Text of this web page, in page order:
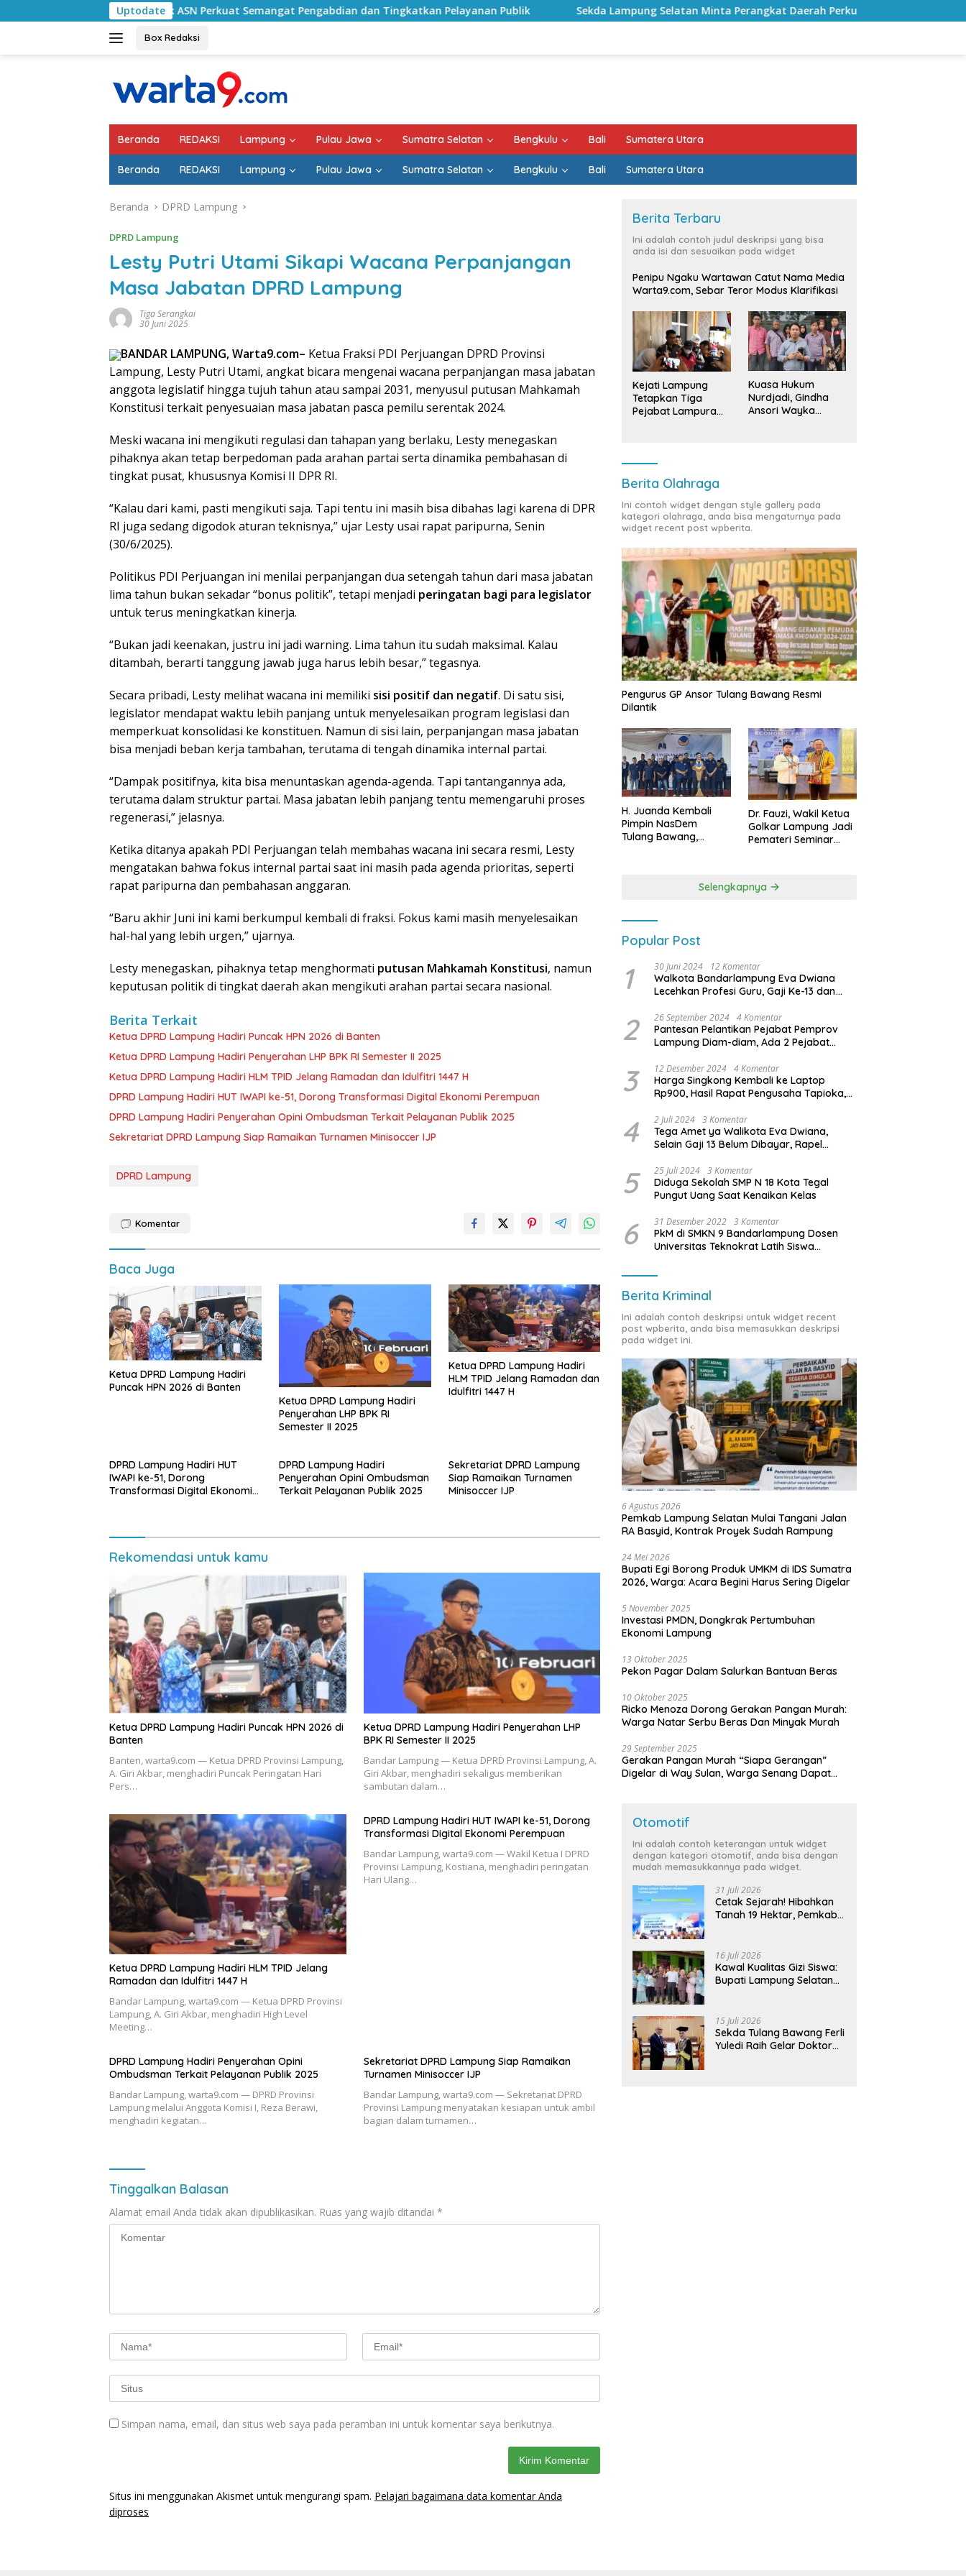
ke
Uptodate
Selatan Ajak ASN Perkuat Semangat Pengabdian dan Tingkatkan Pelayanan Publik Sekda Lampung Selatan Minta Perangkat Daerah Perkuat Keterbukaan Informasi Publik
Box Redaksi
Beranda REDAKSI Lampung Pulau Jawa Sumatra Selatan Bengkulu Bali Sumatera Utara
Beranda REDAKSI Lampung Pulau Jawa Sumatra Selatan Bengkulu Bali Sumatera Utara
Beranda DPRD Lampung
DPRD Lampung
Lesty Putri Utami Sikapi Wacana Perpanjangan
Masa Jabatan DPRD Lampung
Tiga Serangkai
30 Juni 2025
BANDAR LAMPUNG, Warta9.com– Ketua Fraksi PDI Perjuangan DPRD Provinsi
Lampung, Lesty Putri Utami, angkat bicara mengenai wacana perpanjangan masa jabatan
anggota legislatif hingga tujuh tahun atau sampai 2031, menyusul putusan Mahkamah
Konstitusi terkait penyesuaian masa jabatan pasca pemilu serentak 2024.
Meski wacana ini mengikuti regulasi dan tahapan yang berlaku, Lesty menegaskan
pihaknya akan tetap berpedoman pada arahan partai serta dinamika pembahasan di
tingkat pusat, khususnya Komisi II DPR RI.
“Kalau dari kami, pasti mengikuti saja. Tapi tentu ini masih bisa dibahas lagi karena di DPR
RI juga sedang digodok aturan teknisnya,” ujar Lesty usai rapat paripurna, Senin
(30/6/2025).
Politikus PDI Perjuangan ini menilai perpanjangan dua setengah tahun dari masa jabatan
lima tahun bukan sekadar “bonus politik”, tetapi menjadi peringatan bagi para legislator
untuk terus meningkatkan kinerja.
“Bukan jadi keenakan, justru ini jadi warning. Lima tahun itu sudah maksimal. Kalau
ditambah, berarti tanggung jawab juga harus lebih besar,” tegasnya.
Secara pribadi, Lesty melihat wacana ini memiliki sisi positif dan negatif. Di satu sisi,
legislator mendapat waktu lebih panjang untuk menyelesaikan program legislasi dan
memperkuat konsolidasi ke konstituen. Namun di sisi lain, perpanjangan masa jabatan
bisa menjadi beban kerja tambahan, terutama di tengah dinamika internal partai.
“Dampak positifnya, kita bisa menuntaskan agenda-agenda. Tapi tantangannya ada,
terutama dalam struktur partai. Masa jabatan lebih panjang tentu memengaruhi proses
regenerasi,” jelasnya.
Ketika ditanya apakah PDI Perjuangan telah membahas wacana ini secara resmi, Lesty
mengatakan bahwa fokus internal partai saat ini masih pada agenda prioritas, seperti
rapat paripurna dan pembahasan anggaran.
“Baru akhir Juni ini kami berkumpul kembali di fraksi. Fokus kami masih menyelesaikan
hal-hal yang lebih urgen,” ujarnya.
Lesty menegaskan, pihaknya tetap menghormati putusan Mahkamah Konstitusi, namun
keputusan politik di tingkat daerah akan mengikuti arahan partai secara nasional.
Berita Terkait
Ketua DPRD Lampung Hadiri Puncak HPN 2026 di Banten
Ketua DPRD Lampung Hadiri Penyerahan LHP BPK RI Semester II 2025
Ketua DPRD Lampung Hadiri HLM TPID Jelang Ramadan dan Idulfitri 1447 H
DPRD Lampung Hadiri HUT IWAPI ke-51, Dorong Transformasi Digital Ekonomi Perempuan
DPRD Lampung Hadiri Penyerahan Opini Ombudsman Terkait Pelayanan Publik 2025
Sekretariat DPRD Lampung Siap Ramaikan Turnamen Minisoccer IJP
DPRD Lampung
Komentar
Baca Juga
Ketua DPRD Lampung Hadiri
Puncak HPN 2026 di Banten
Ketua DPRD Lampung Hadiri
Penyerahan LHP BPK RI
Semester II 2025
Ketua DPRD Lampung Hadiri
HLM TPID Jelang Ramadan dan
Idulfitri 1447 H
DPRD Lampung Hadiri HUT
IWAPI ke-51, Dorong
Transformasi Digital Ekonomi
DPRD Lampung Hadiri
Penyerahan Opini Ombudsman
Terkait Pelayanan Publik 2025
Sekretariat DPRD Lampung
Siap Ramaikan Turnamen
Minisoccer IJP
Rekomendasi untuk kamu
Ketua DPRD Lampung Hadiri Puncak HPN 2026 di
Banten
Banten, warta9.com — Ketua DPRD Provinsi Lampung,
A. Giri Akbar, menghadiri Puncak Peringatan Hari
Pers…
Ketua DPRD Lampung Hadiri Penyerahan LHP
BPK RI Semester II 2025
Bandar Lampung — Ketua DPRD Provinsi Lampung, A.
Giri Akbar, menghadiri sekaligus memberikan
sambutan dalam…
Ketua DPRD Lampung Hadiri HLM TPID Jelang
Ramadan dan Idulfitri 1447 H
Bandar Lampung, warta9.com — Ketua DPRD Provinsi
Lampung, A. Giri Akbar, menghadiri High Level
Meeting…
DPRD Lampung Hadiri HUT IWAPI ke-51, Dorong
Transformasi Digital Ekonomi Perempuan
Bandar Lampung, warta9.com — Wakil Ketua I DPRD
Provinsi Lampung, Kostiana, menghadiri peringatan
Hari Ulang…
DPRD Lampung Hadiri Penyerahan Opini
Ombudsman Terkait Pelayanan Publik 2025
Bandar Lampung, warta9.com — DPRD Provinsi
Lampung melalui Anggota Komisi I, Reza Berawi,
menghadiri kegiatan…
Sekretariat DPRD Lampung Siap Ramaikan
Turnamen Minisoccer IJP
Bandar Lampung, warta9.com — Sekretariat DPRD
Provinsi Lampung menyatakan kesiapan untuk ambil
bagian dalam turnamen…
Tinggalkan Balasan
Alamat email Anda tidak akan dipublikasikan. Ruas yang wajib ditandai *
Simpan nama, email, dan situs web saya pada peramban ini untuk komentar saya berikutnya.
Situs ini menggunakan Akismet untuk mengurangi spam. Pelajari bagaimana data komentar Anda
diproses
Berita Terbaru
Ini adalah contoh judul deskripsi yang bisa
anda isi dan sesuaikan pada widget
Penipu Ngaku Wartawan Catut Nama Media
Warta9.com, Sebar Teror Modus Klarifikasi
Kejati Lampung
Tetapkan Tiga
Pejabat Lampura
Kuasa Hukum
Nurdjadi, Gindha
Ansori Wayka
Berita Olahraga
Ini contoh widget dengan style gallery pada
kategori olahraga, anda bisa mengaturnya pada
widget recent post wpberita.
Pengurus GP Ansor Tulang Bawang Resmi
Dilantik
H. Juanda Kembali
Pimpin NasDem
Tulang Bawang,
Dr. Fauzi, Wakil Ketua
Golkar Lampung Jadi
Pemateri Seminar
Kebangsaan
Selengkapnya
Popular Post
1 30 Juni 2024 12 Komentar
Walkota Bandarlampung Eva Dwiana
Lecehkan Profesi Guru, Gaji Ke-13 dan
2 26 September 2024 4 Komentar
Pantesan Pelantikan Pejabat Pemprov
Lampung Diam-diam, Ada 2 Pejabat
3 12 Desember 2024 4 Komentar
Harga Singkong Kembali ke Laptop
Rp900, Hasil Rapat Pengusaha Tapioka,
Lampung
4 2 Juli 2024 3 Komentar
Tega Amet ya Walikota Eva Dwiana,
Selain Gaji 13 Belum Dibayar, Rapel
Dibayar
5 25 Juli 2024 3 Komentar
Diduga Sekolah SMP N 18 Kota Tegal
Pungut Uang Saat Kenaikan Kelas
6 31 Desember 2022 3 Komentar
PkM di SMKN 9 Bandarlampung Dosen
Universitas Teknokrat Latih Siswa
Berita Kriminal
Ini adalah contoh deskripsi untuk widget recent
post wpberita, anda bisa memasukkan deskripsi
pada widget ini.
6 Agustus 2026
Pemkab Lampung Selatan Mulai Tangani Jalan
RA Basyid, Kontrak Proyek Sudah Rampung
24 Mei 2026
Bupati Egi Borong Produk UMKM di IDS Sumatra
2026, Warga: Acara Begini Harus Sering Digelar
5 November 2025
Investasi PMDN, Dongkrak Pertumbuhan
Ekonomi Lampung
13 Oktober 2025
Pekon Pagar Dalam Salurkan Bantuan Beras
10 Oktober 2025
Ricko Menoza Dorong Gerakan Pangan Murah:
Warga Natar Serbu Beras Dan Minyak Murah
29 September 2025
Gerakan Pangan Murah “Siapa Gerangan”
Digelar di Way Sulan, Warga Senang Dapat
Otomotif
Ini adalah contoh keterangan untuk widget
dengan kategori otomotif, anda bisa dengan
mudah memasukkannya pada widget.
31 Juli 2026
Cetak Sejarah! Hibahkan
Tanah 19 Hektar, Pemkab
Terintegrasi Pertama di
Lampung
16 Juli 2026
Kawal Kualitas Gizi Siswa:
Bupati Lampung Selatan
Bergizi Gratis di Natar
15 Juli 2026
Sekda Tulang Bawang Ferli
Yuledi Raih Gelar Doktor